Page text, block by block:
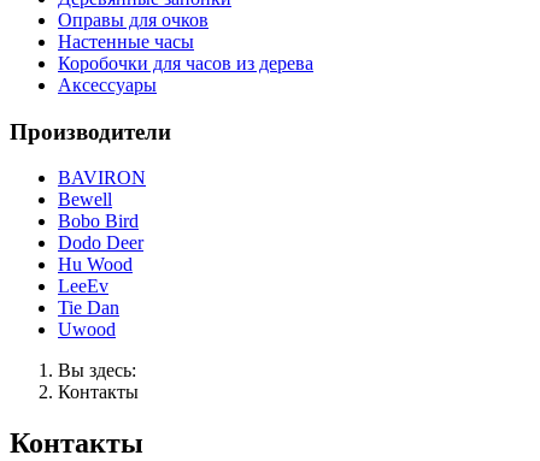
Оправы для очков
Настенные часы
Коробочки для часов из дерева
Аксессуары
Производители
BAVIRON
Bewell
Bobo Bird
Dodo Deer
Hu Wood
LeeEv
Tie Dan
Uwood
Вы здесь:
Контакты
Контакты